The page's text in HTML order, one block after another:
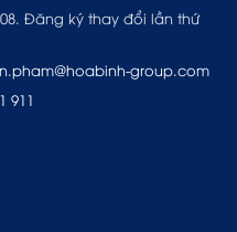
Đăng ký thay đổi lần thứ
group.com
911